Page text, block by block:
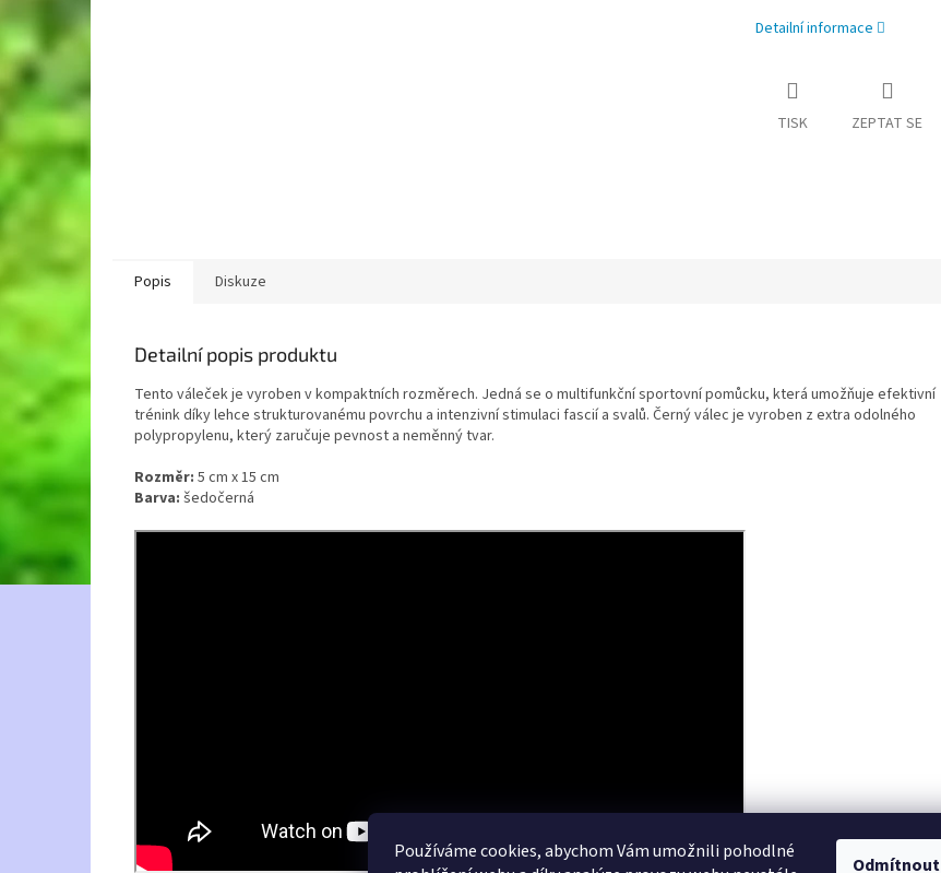
Používáme cookies, abychom Vám umožnili pohodlné
Odmítnout
Detailní informace
TISK ZEPTAT SE
Popis Diskuze
Detailní popis produktu
Tento váleček je vyroben v kompaktních rozměrech. Jedná se o multifunkční sportovní pomůcku, která umožňuje efektivní
trénink díky lehce strukturovanému povrchu a intenzivní stimulaci fascií a svalů. Černý válec je vyroben z extra odolného
polypropylenu, který zaručuje pevnost a neměnný tvar.
Rozměr: 5 cm x 15 cm
Barva: šedočerná